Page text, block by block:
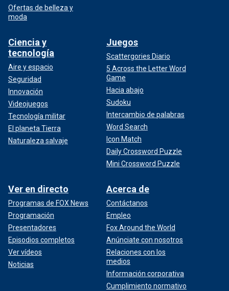
Ofertas de belleza y
moda
Ciencia y
tecnología
Aire y espacio
Seguridad
Innovación
Videojuegos
Tecnología militar
El planeta Tierra
Naturaleza salvaje
Juegos
Scattergories Diario
5 Across the Letter Word
Game
Hacia abajo
Sudoku
Intercambio de palabras
Word Search
Icon Match
Daily Crossword Puzzle
Mini Crossword Puzzle
Ver en directo
Programas de FOX News
Programación
Presentadores
Episodios completos
Ver vídeos
Noticias
Acerca de
Contáctanos
Empleo
Fox Around the World
Anúnciate con nosotros
Relaciones con los
medios
Información corporativa
Cumplimiento normativo